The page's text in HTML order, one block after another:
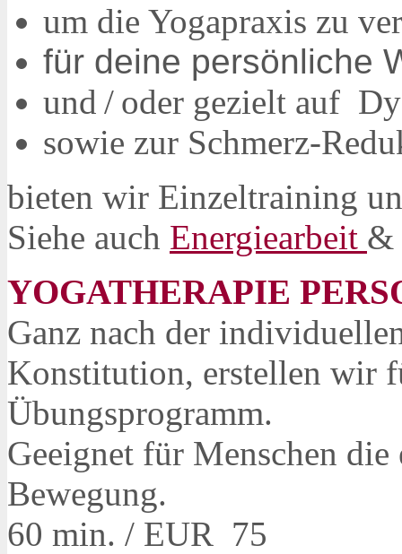
um die Yogapraxis zu
für deine persönliche
und / oder gezielt auf
sowie zur Schmerz-
bieten wir Einzeltraining
Siehe auch Energiearbeit &
YOGATHERAPIE
Ganz nach der
Konstitution, erstellen wir
Übungsprogramm.
Geeignet für Menschen
Bewegung.
60 min. / EUR 75